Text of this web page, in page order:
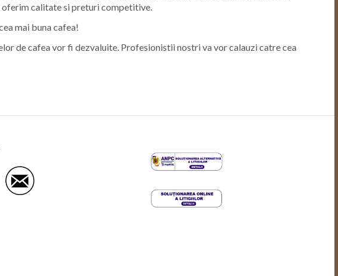
calitate si preturi competitive.
mai buna cafea!
de cafea vor fi dezvaluite. Profesionistii nostri va vor calauzi catre cea